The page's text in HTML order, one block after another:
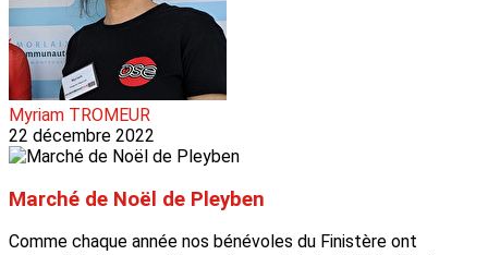
Myriam TROMEUR
22 décembre 2022
Marché de Noël de Pleyben
Comme chaque année nos bénévoles du Finistère ont